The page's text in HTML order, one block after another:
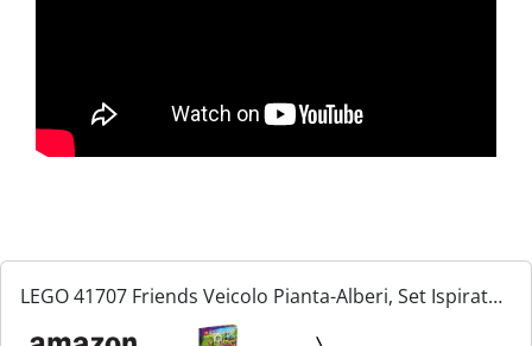
LEGO 41707 Friends Veicolo Pianta-Alberi, Set Ispirato
alla Natura con Giardino, Auto e Animali, Giochi per